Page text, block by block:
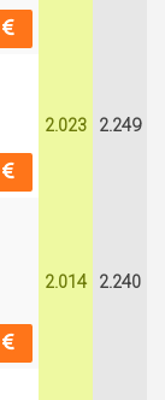
2.023 2.249
2.014 2.240